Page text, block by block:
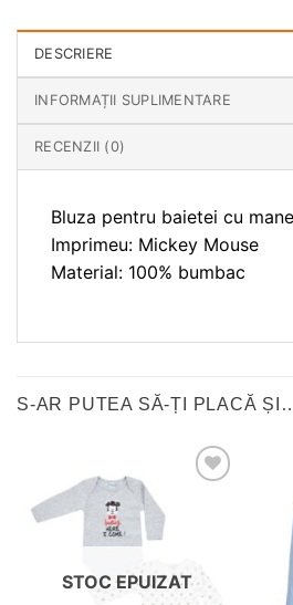
DESCRIERE
INFORMAȚII SUPLIMENTARE
RECENZII (0)
Bluza pentru baietei cu
Imprimeu: Mickey Mouse
Material: 100% bumbac
S-AR PUTEA SĂ-ȚI PLACĂ
STOC EPUIZAT